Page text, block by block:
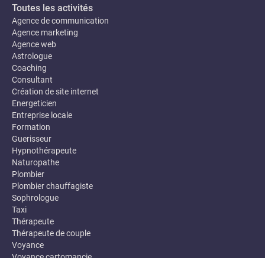
Toutes les activités
Agence de communication
Agence marketing
Agence web
Astrologue
Coaching
Consultant
Création de site internet
Energeticien
Entreprise locale
Formation
Guerisseur
Hypnothérapeute
Naturopathe
Plombier
Plombier chauffagiste
Sophrologue
Taxi
Thérapeute
Thérapeute de couple
Voyance